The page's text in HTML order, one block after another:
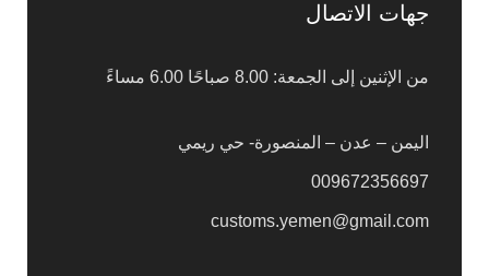
جهات الاتصال
من الإثنين إلى الجمعة: 8.00 صباحًا 6.00 مساءً
اليمن – عدن – المنصورة- حي ريمي
009672356697
customs.yemen@gmail.com